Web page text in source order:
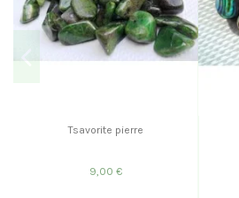
Tsavorite pierre
9,00 €